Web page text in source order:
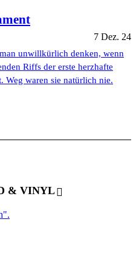
7 Dez. 24
unwillkürlich denken, wenn
Riffs der erste herzhafte
waren sie natürlich nie.
& VINYL